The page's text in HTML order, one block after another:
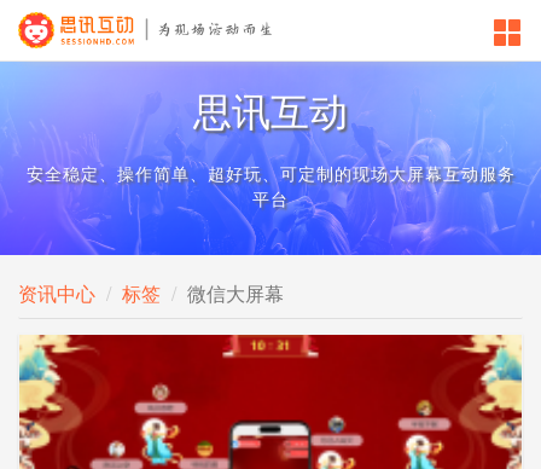
思讯互动
安全稳定、操作简单、超好玩、可定制的现场大屏幕互动服务
平台
资讯中心 标签 微信大屏幕